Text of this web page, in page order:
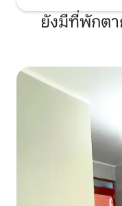
ยังมีที่พักตา